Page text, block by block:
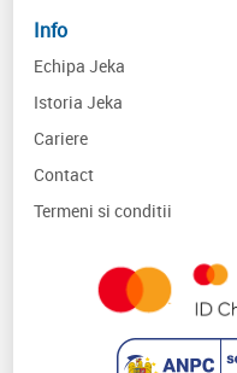
Info
Echipa Jeka
Istoria Jeka
Cariere
Contact
Termeni si conditii